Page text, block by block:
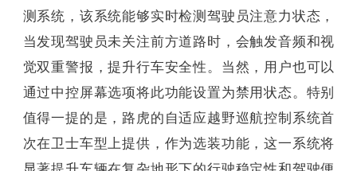
测系统，该系统能够实时检测驾驶员注意力状态，
当发现驾驶员未关注前方道路时，会触发音频和视
觉双重警报，提升行车安全性。当然，用户也可以
通过中控屏幕选项将此功能设置为禁用状态。特别
值得一提的是，路虎的自适应越野巡航控制系统首
次在卫士车型上提供，作为选装功能，这一系统将